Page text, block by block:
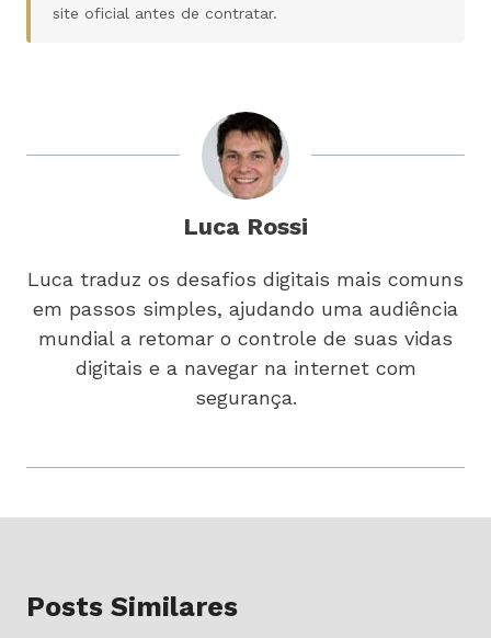
site oficial antes de contratar.
Luca Rossi
Luca traduz os desafios digitais mais comuns
em passos simples, ajudando uma audiência
mundial a retomar o controle de suas vidas
digitais e a navegar na internet com
segurança.
Posts Similares